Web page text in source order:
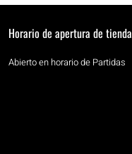
Horario de apertura de tienda
Abierto en horario de Partidas